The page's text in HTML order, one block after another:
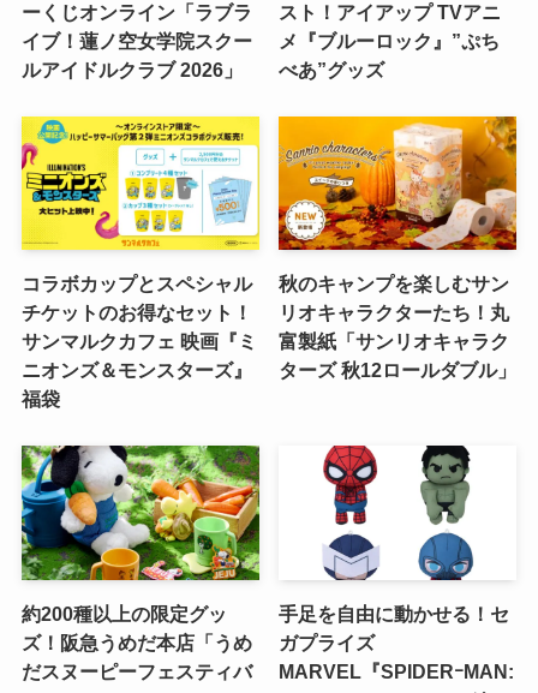
ーくじオンライン「ラブラ
イブ！蓮ノ空女学院スクー
ルアイドルクラブ 2026」
スト！アイアップ TVアニ
メ『ブルーロック』”ぷち
べあ”グッズ
コラボカップとスペシャル
チケットのお得なセット！
サンマルクカフェ 映画『ミ
ニオンズ＆モンスターズ』
福袋
秋のキャンプを楽しむサン
リオキャラクターたち！丸
富製紙「サンリオキャラク
ターズ 秋12ロールダブル」
約200種以上の限定グッ
ズ！阪急うめだ本店「うめ
だスヌーピーフェスティバ
手足を自由に動かせる！セ
ガプライズ
MARVEL『SPIDERｰMAN: